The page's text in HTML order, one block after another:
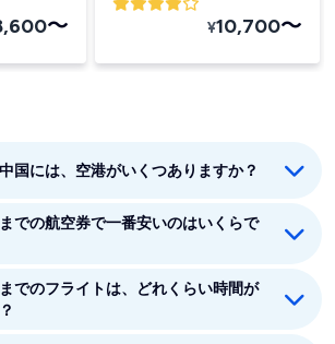
〜 ¥10,700〜
国には、空港がいくつありますか？
国には9つの空港があります。鳥取、米
、岡山、広島、宇部、石見、岩国です。
での航空券で一番安いのはいくらで
での最安値はANA(全日空)の12770円で
でのフライトは、どれくらい時間が